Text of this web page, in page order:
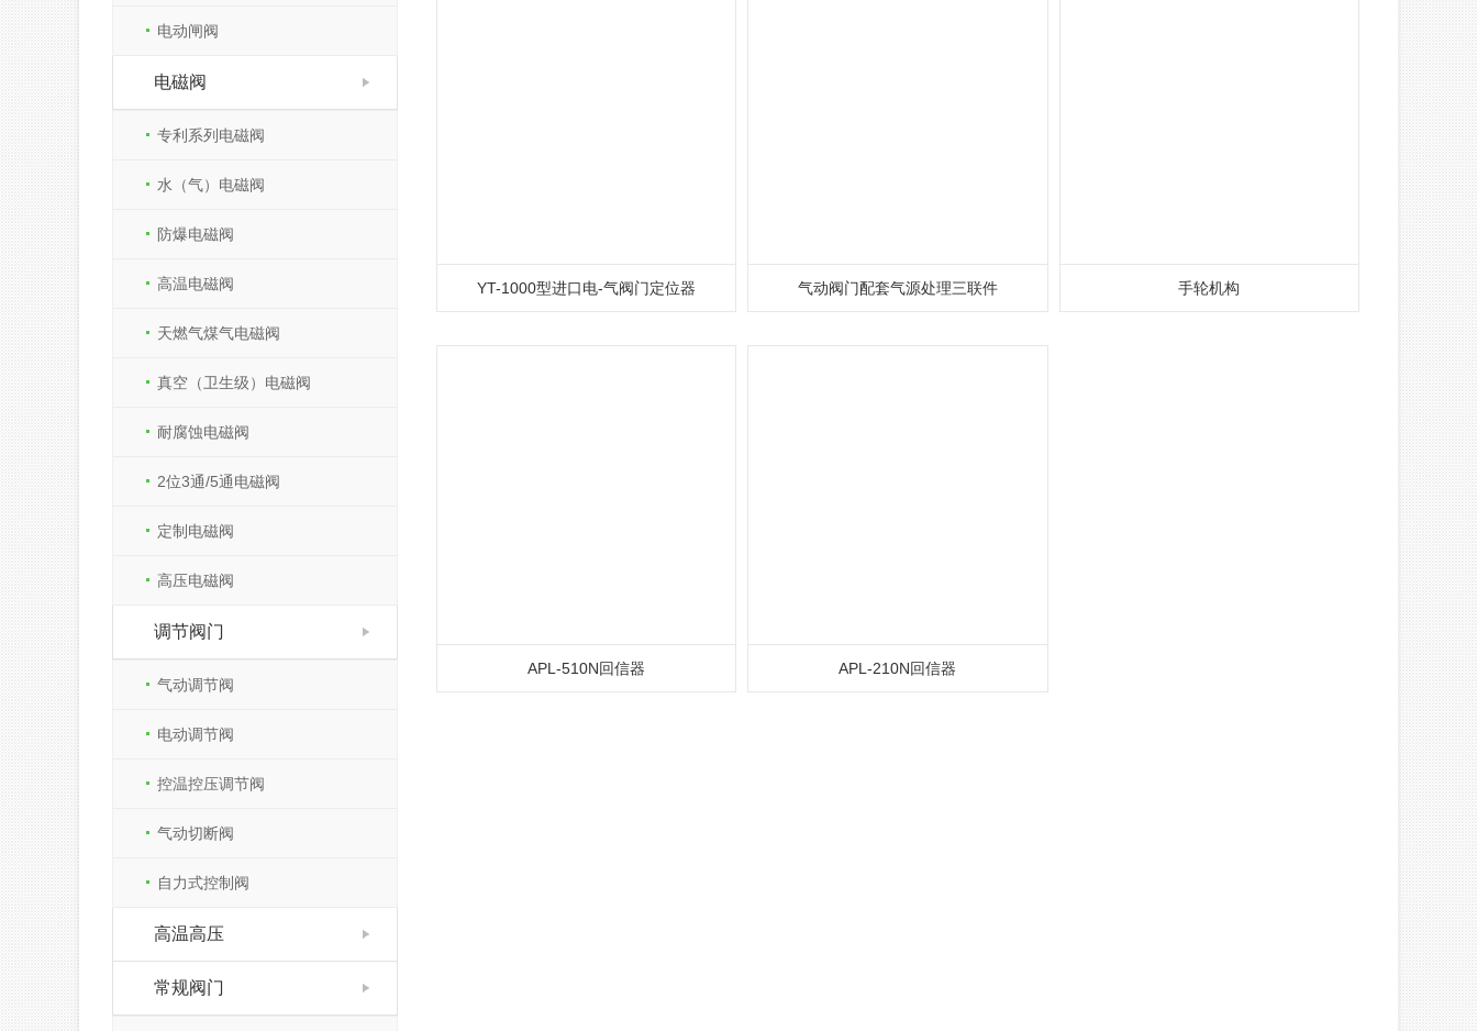
电动闸阀
电磁阀
专利系列电磁阀
水（气）电磁阀
防爆电磁阀
高温电磁阀
天燃气煤气电磁阀
真空（卫生级）电磁阀
耐腐蚀电磁阀
2位3通/5通电磁阀
定制电磁阀
高压电磁阀
调节阀门
气动调节阀
电动调节阀
控温控压调节阀
气动切断阀
自力式控制阀
高温高压
常规阀门
YT-1000型进口电-气阀门定位器 气动阀门配套气源处理三联件 手轮机构
APL-510N回信器 APL-210N回信器